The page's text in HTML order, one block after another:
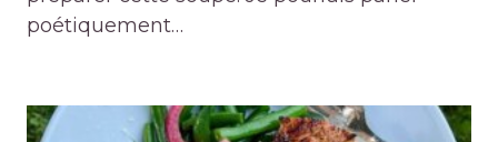
poétiquement…